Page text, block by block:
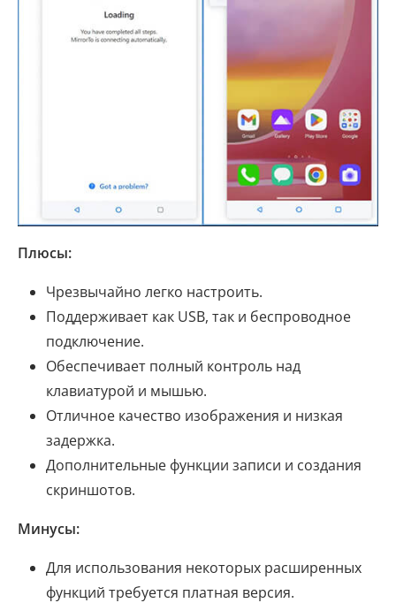
Плюсы:
Чрезвычайно легко настроить.
Поддерживает как USB, так и беспроводное
подключение.
Обеспечивает полный контроль над
клавиатурой и мышью.
Отличное качество изображения и низкая
задержка.
Дополнительные функции записи и создания
скриншотов.
Минусы:
Для использования некоторых расширенных
функций требуется платная версия.